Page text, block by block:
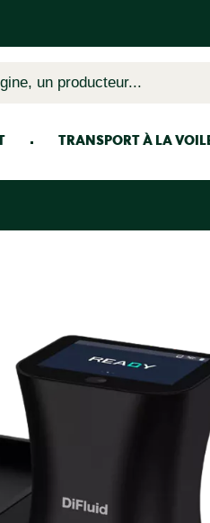
un producteur...
TRANSPORT À LA